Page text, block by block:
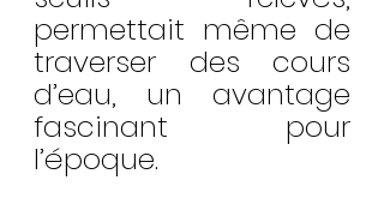
permettait même de
traverser des cours
d’eau, un avantage
fascinant pour
l’époque.